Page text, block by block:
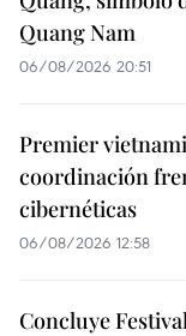
Quang Nam
06/08/2026 20:51
Premier
coordinación
cibernéticas
06/08/2026 12:58
Concluye